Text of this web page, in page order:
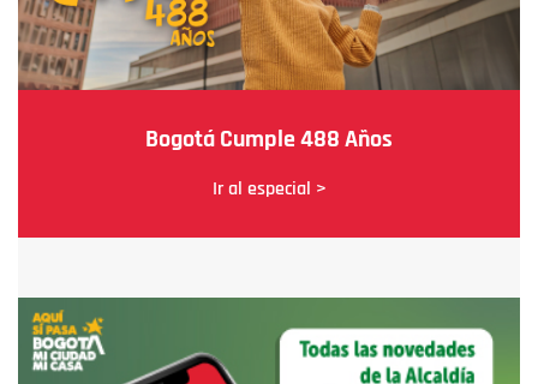
Bogotá Cumple 488 Años
Ir al especial >